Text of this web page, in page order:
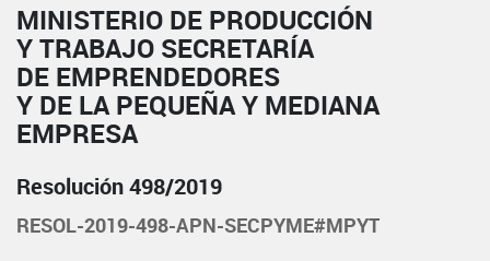
MINISTERIO DE PRODUCCIÓN
Y TRABAJO SECRETARÍA
DE EMPRENDEDORES
Y DE LA PEQUEÑA Y MEDIANA
EMPRESA
Resolución 498/2019
RESOL-2019-498-APN-SECPYME#MPYT